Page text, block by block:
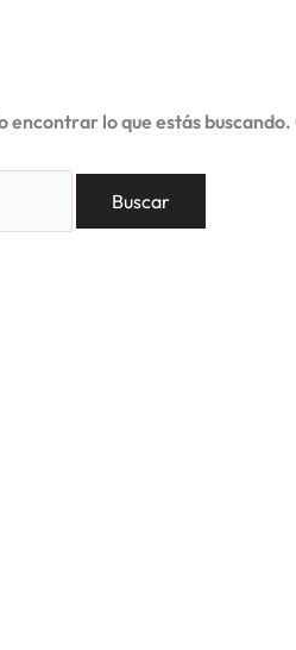
encontrar lo que estás